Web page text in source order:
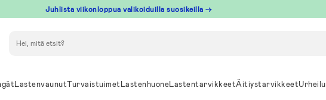
Juhlista viikonloppua valikoiduilla suosikeilla →
LastenvaunutTurvaistuimetLastenhuoneLastentarvikkeetÄitiystarvikkeetUrheilu